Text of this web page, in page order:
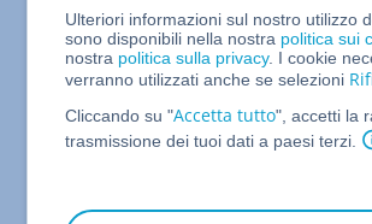
Cloud Panel
In questo articolo ti spieghiamo
configurare il software OpenVPN su
cui è installato il sistema operativo
Windows.
Ulteriori informazioni sul nostro utilizzo
sono disponibili nella nostra politica sui
nostra politica sulla privacy. I cookie
verranno utilizzati anche se selezioni
Cliccando su "Accetta tutto", accetti la
trasmissione dei tuoi dati a paesi terzi.